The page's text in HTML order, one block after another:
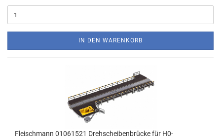
IN DEN WARENKORB
Fleischmann 01061521 Drehscheibenbrücke für H0-